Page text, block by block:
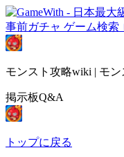
事前ガチャ ゲーム検索
モンスト攻略wiki | モ
掲示板Q&A
トップに戻る